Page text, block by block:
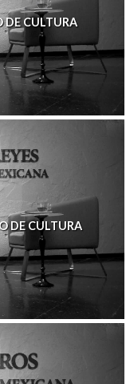
DE CULTURA
DE CULTURA